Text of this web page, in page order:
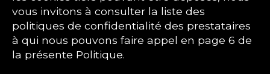
vous invitons à consulter la liste des
politiques de confidentialité des prestataires
à qui nous pouvons faire appel en page 6 de
la présente Politique.